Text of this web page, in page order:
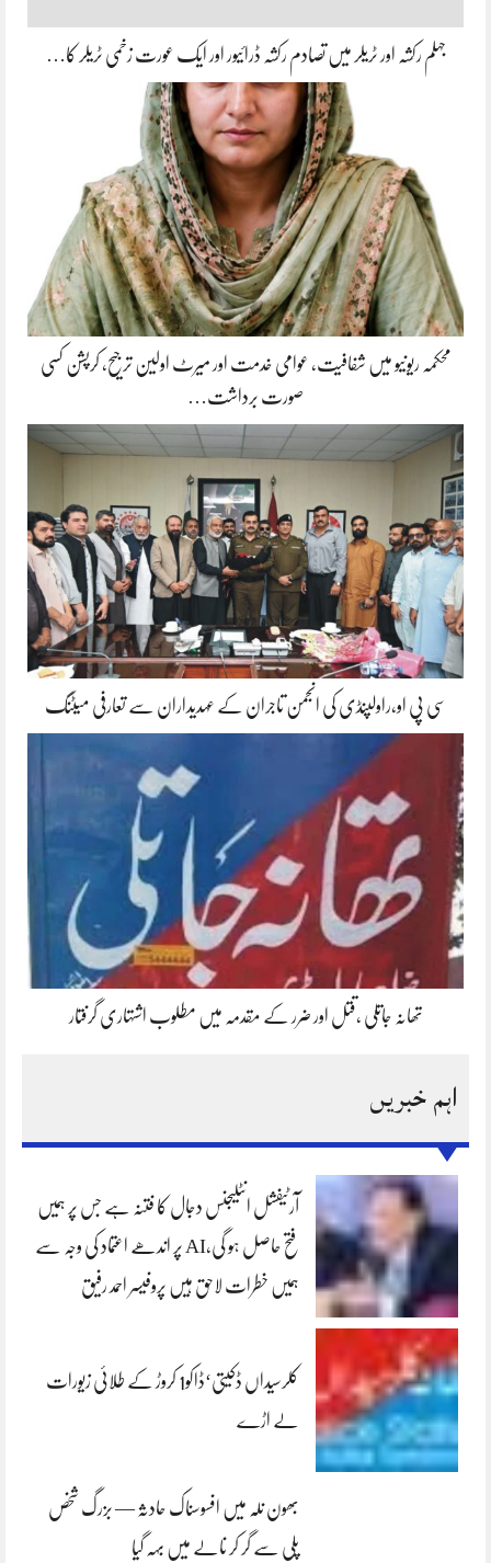
جہلم رکشہ اور ٹریلر میں تصادم رکشہ ڈرائیور اور ایک عورت زخمی ٹریلر کا…
محکمہ ریونیو میں شفافیت، عوامی خدمت اور میرٹ اولین ترجیح، کرپشن کسی
صورت برداشت…
سی پی او،راولپنڈی کی انجمن تاجران کے عہدیداران سے تعارفی میٹنگ
تھانہ جاتلی ،قتل اور ضرر کے مقدمہ میں مطلوب اشتہاری گرفتار
اہم خبریں
آرٹیفشل انٹلیجنس دجال کا فتنہ ہے جس پر ہمیں
فتح حاصل ہو گی،AI پر اندھے اعتماد کی وجہ سے
ہمیں خطرات لاحق ہیں پروفیسر احمد رفیق
کلرسیداں ڈکیتی‘ڈاکو1 کروڑ کے طلائی زیورات
لے اڑے
بھون نلہ میں افسوسناک حادثہ — بزرگ شخص
پلی سے گر کر نالے میں بہہ گیا